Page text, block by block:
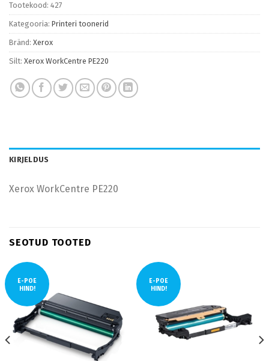
Tootekood: 427
Kategooria: Printeri toonerid
Bränd: Xerox
Silt: Xerox WorkCentre PE220
KIRJELDUS
Xerox WorkCentre PE220
SEOTUD TOOTED
E-POE
HIND!
E-POE
HIND!